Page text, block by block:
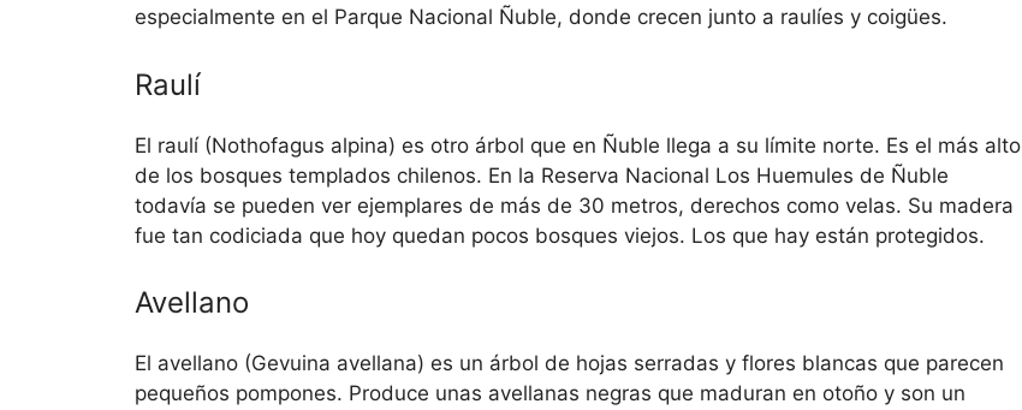
especialmente en el Parque Nacional Ñuble, donde crecen junto a raulíes y coigües.
Raulí
El raulí (Nothofagus alpina) es otro árbol que en Ñuble llega a su límite norte. Es el más alto
de los bosques templados chilenos. En la Reserva Nacional Los Huemules de Ñuble
todavía se pueden ver ejemplares de más de 30 metros, derechos como velas. Su madera
fue tan codiciada que hoy quedan pocos bosques viejos. Los que hay están protegidos.
Avellano
El avellano (Gevuina avellana) es un árbol de hojas serradas y flores blancas que parecen
pequeños pompones. Produce unas avellanas negras que maduran en otoño y son un